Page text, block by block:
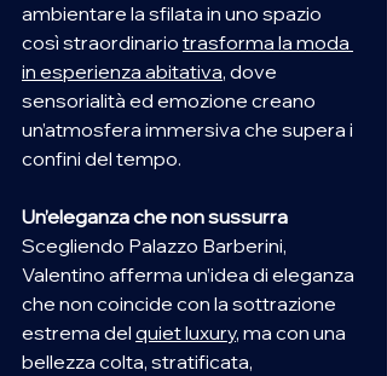
ambientare la sfilata in uno spazio
così straordinario trasforma la moda
in esperienza abitativa, dove
sensorialità ed emozione creano
un’atmosfera immersiva che supera i
confini del tempo.
Un’eleganza che non sussurra
Scegliendo Palazzo Barberini,
Valentino afferma un’idea di eleganza
che non coincide con la sottrazione
estrema del quiet luxury, ma con una
bellezza colta, stratificata,